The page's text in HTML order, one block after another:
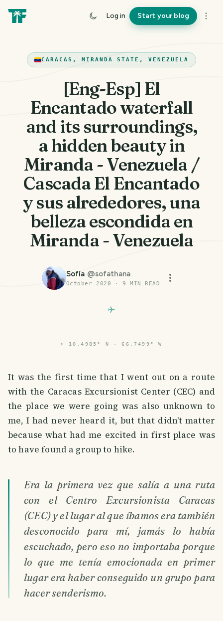
Log in Start your blog
CARACAS, MIRANDA STATE, VENEZUELA
[Eng-Esp] El
Encantado waterfall
and its surroundings,
a hidden beauty in
Miranda - Venezuela /
Cascada El Encantado
y sus alrededores, una
belleza escondida en
Miranda - Venezuela
Sofía @sofathana
October 2020 · 9 MIN READ
⌖ 10.4985° N · 66.7499° W
It was the first time that I went out on a route
with the Caracas Excursionist Center (CEC) and
the place we were going was also unknown to
me, I had never heard it, but that didn't matter
because what had me excited in first place was
to have found a group to hike.
Era la primera vez que salía a una ruta
con el Centro Excursionista Caracas
(CEC) y el lugar al que íbamos era también
desconocido para mí, jamás lo había
escuchado, pero eso no importaba porque
lo que me tenía emocionada en primer
lugar era haber conseguido un grupo para
hacer senderismo.